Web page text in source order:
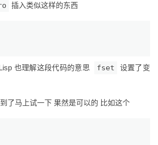
插入类似这样的东西
也理解这段代码的意思 fset
设置了变
了马上试一下 果然是可以的 比如这个